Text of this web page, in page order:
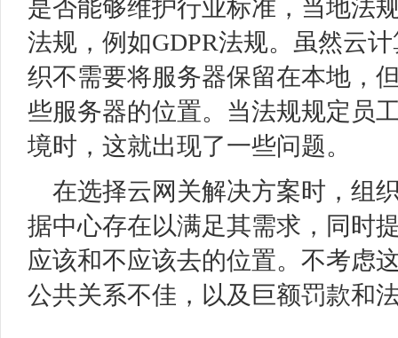
是否能够维护行业标准，当地法
法规，例如GDPR法规。虽然云
织不需要将服务器保留在本地，
些服务器的位置。当法规规定员
境时，这就出现了一些问题。
在选择云网关解决方案时，组
据中心存在以满足其需求，同时
应该和不应该去的位置。不考虑
公共关系不佳，以及巨额罚款和